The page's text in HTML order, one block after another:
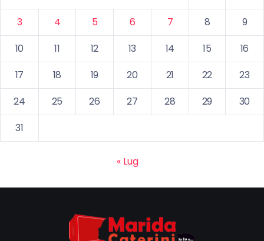
3
4 5 6 7 8
9
10
11 12 13 14 15
16
17
18 19 20 21 22
23
24
25 26 27 28 29
30
31
« Lug